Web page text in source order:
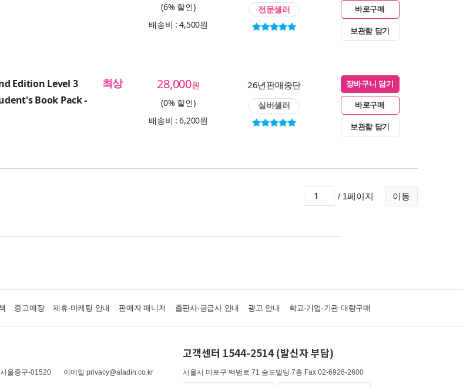
(6% 할인)
배송비 : 4,500원
전문셀러 바로구매
보관함 담기
Edition Level 3
Book Pack -
최상 28,000원
(0% 할인)
배송비 : 6,200원
26년판매중단
실버셀러
장바구니 담기
바로구매
보관함 담기
이동
/ 1페이지
중고매장 제휴·마케팅 안내 판매자 매니저 출판사·공급사 안내 광고 안내 학교·기업·기관 대량구매
울중구-01520
이메일 privacy@aladin.co.kr
고객센터 1544-2514 (발신자 부담)
서울시 마포구 백범로 71 숨도빌딩 7층 Fax 02-6926-2600